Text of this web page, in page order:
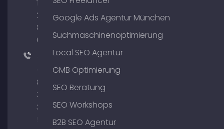
176
204
801
64
+49
89
380
375
Google Ads Agentur München
Suchmaschinenoptimierung
Local SEO Agentur
GMB Optimierung
SEO Beratung
SEO Workshops
B2B SEO Agentur